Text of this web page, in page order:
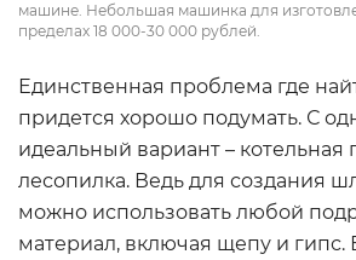
машине. Небольшая машинка для
пределах 18 000-30 000 рублей.
Единственная проблема где
придется хорошо подумать. С
идеальный вариант – котельная
лесопилка. Ведь для создания
можно использовать любой
материал, включая щепу и гипс.